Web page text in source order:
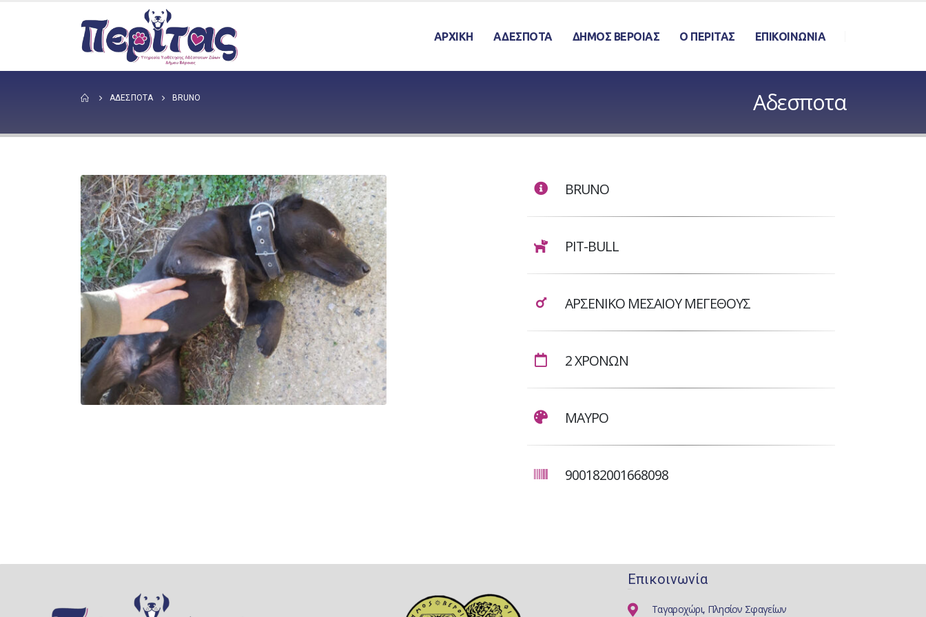
ΑΡΧΙΚΗ ΑΔΕΣΠΟΤΑ ΔΗΜΟΣ ΒΕΡΟΙΑΣ Ο ΠΕΡΙΤΑΣ ΕΠΙΚΟΙΝΩΝΙΑ
Αδεσποτα
ΑΔΕΣΠΟΤΑ BRUNO
BRUNO
PIT-BULL
ΑΡΣΕΝΙΚΟ ΜΕΣΑΙΟΥ ΜΕΓΕΘΟΥΣ
2 ΧΡΟΝΩΝ
ΜΑΥΡΟ
900182001668098
Επικοινωνία
Ταγαροχώρι, Πλησίον Σφαγείων